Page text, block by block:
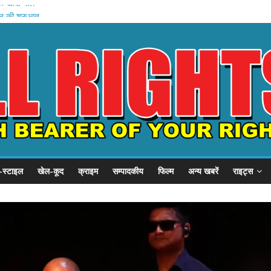
खादी मॉल
की शुरुआत
हजार करोड़
इनामी अरेस्ट
खेल-कूद क्राइम सम्पादकीय फिल्म अन्य खबरें राइट्स